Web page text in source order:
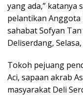
yang ada,” katanya
pelantikan Anggota
sahabat Sofyan
Deliserdang,
Tokoh pejuang
Aci, sapaan akrab
masyarakat Deli